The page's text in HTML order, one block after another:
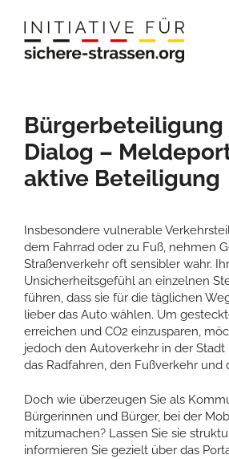
Inhalt
springen
Bürgerbeteiligung
Dialog –
aktive Beteiligung
Insbesondere vulnerable
dem Fahrrad oder zu Fuß, nehmen
Straßenverkehr oft sensibler wahr.
Unsicherheitsgefühl an einzelnen
führen, dass sie für die täglichen
lieber das Auto wählen. Um
erreichen und CO2 einzusparen,
jedoch den Autoverkehr in der
das Radfahren, den Fußverkehr und
Doch wie überzeugen Sie als
Bürgerinnen und Bürger, bei der
mitzumachen? Lassen Sie sie
informieren Sie gezielt über das